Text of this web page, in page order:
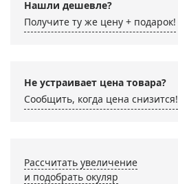
Нашли дешевле?
Получите ту же цену + подарок!
Не устраивает цена товара?
Сообщить, когда цена снизится!
Рассчитать увеличение
и подобрать окуляр